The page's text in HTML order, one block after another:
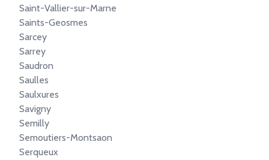
Saint-Vallier-sur-Marne
Saints-Geosmes
Sarcey
Sarrey
Saudron
Saulles
Saulxures
Savigny
Semilly
Semoutiers-Montsaon
Serqueux